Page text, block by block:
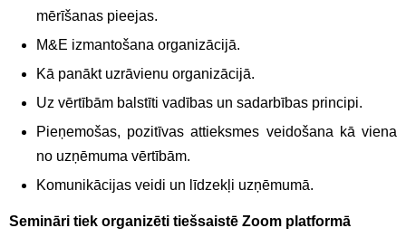
mērīšanas pieejas.
M&E izmantošana organizācijā.
Kā panākt uzrāvienu organizācijā.
Uz vērtībām balstīti vadības un sadarbības principi.
Pieņemošas, pozitīvas attieksmes veidošana kā viena
no uzņēmuma vērtībām.
Komunikācijas veidi un līdzekļi uzņēmumā.
Semināri tiek organizēti tiešsaistē Zoom platformā